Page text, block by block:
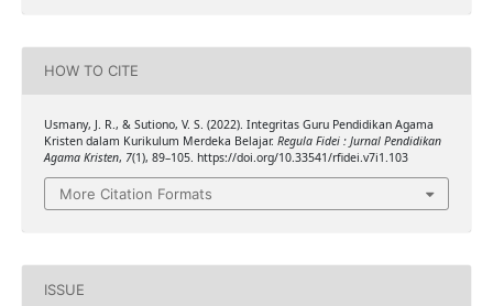
HOW TO CITE
Usmany, J. R., & Sutiono, V. S. (2022). Integritas Guru Pendidikan Agama
Kristen dalam Kurikulum Merdeka Belajar. Regula Fidei : Jurnal Pendidikan
Agama Kristen, 7(1), 89–105. https://doi.org/10.33541/rfidei.v7i1.103
More Citation Formats
ISSUE